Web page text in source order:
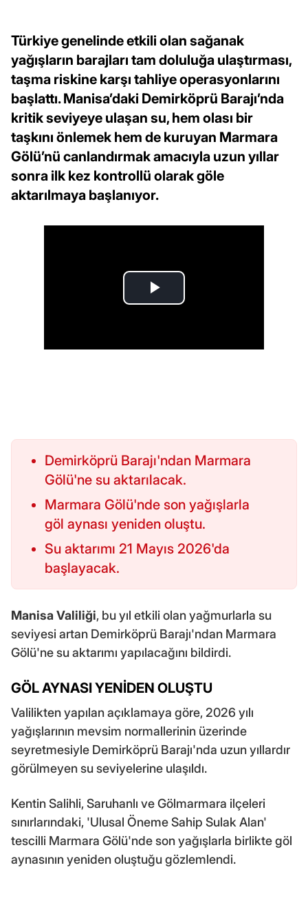
Türkiye genelinde etkili olan sağanak
yağışların barajları tam doluluğa ulaştırması,
taşma riskine karşı tahliye operasyonlarını
başlattı. Manisa’daki Demirköprü Barajı’nda
kritik seviyeye ulaşan su, hem olası bir
taşkını önlemek hem de kuruyan Marmara
Gölü’nü canlandırmak amacıyla uzun yıllar
sonra ilk kez kontrollü olarak göle
aktarılmaya başlanıyor.
Demirköprü Barajı'ndan Marmara
Gölü'ne su aktarılacak.
Marmara Gölü'nde son yağışlarla
göl aynası yeniden oluştu.
Su aktarımı 21 Mayıs 2026'da
başlayacak.
Manisa Valiliği, bu yıl etkili olan yağmurlarla su
seviyesi artan Demirköprü Barajı'ndan Marmara
Gölü'ne su aktarımı yapılacağını bildirdi.
GÖL AYNASI YENİDEN OLUŞTU
Valilikten yapılan açıklamaya göre, 2026 yılı
yağışlarının mevsim normallerinin üzerinde
seyretmesiyle Demirköprü Barajı'nda uzun yıllardır
görülmeyen su seviyelerine ulaşıldı.
Kentin Salihli, Saruhanlı ve Gölmarmara ilçeleri
sınırlarındaki, 'Ulusal Öneme Sahip Sulak Alan'
tescilli Marmara Gölü'nde son yağışlarla birlikte göl
aynasının yeniden oluştuğu gözlemlendi.